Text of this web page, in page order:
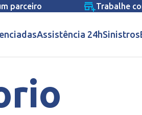
parceiro Trabalhe
Assistência 24hSinistros